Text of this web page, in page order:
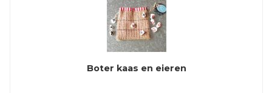
Boter kaas en eieren